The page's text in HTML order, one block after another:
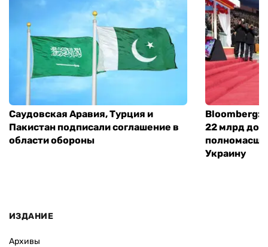
Саудовская Аравия, Турция и
Пакистан подписали соглашение в
области обороны
Bloomberg:
22 млрд
Украину
ИЗДАНИЕ
Архивы